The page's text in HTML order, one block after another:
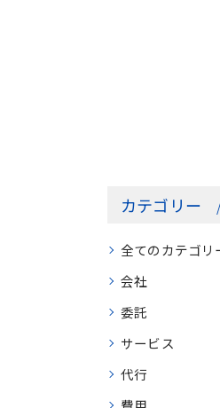
カテゴリー
全てのカテゴリ
会社
委託
サービス
代行